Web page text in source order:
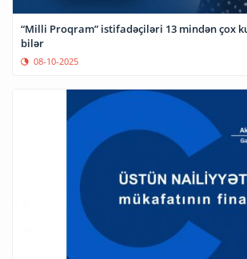
“Milli Proqram” istifadəçiləri 13 mindən çox
bilər
08-10-2025